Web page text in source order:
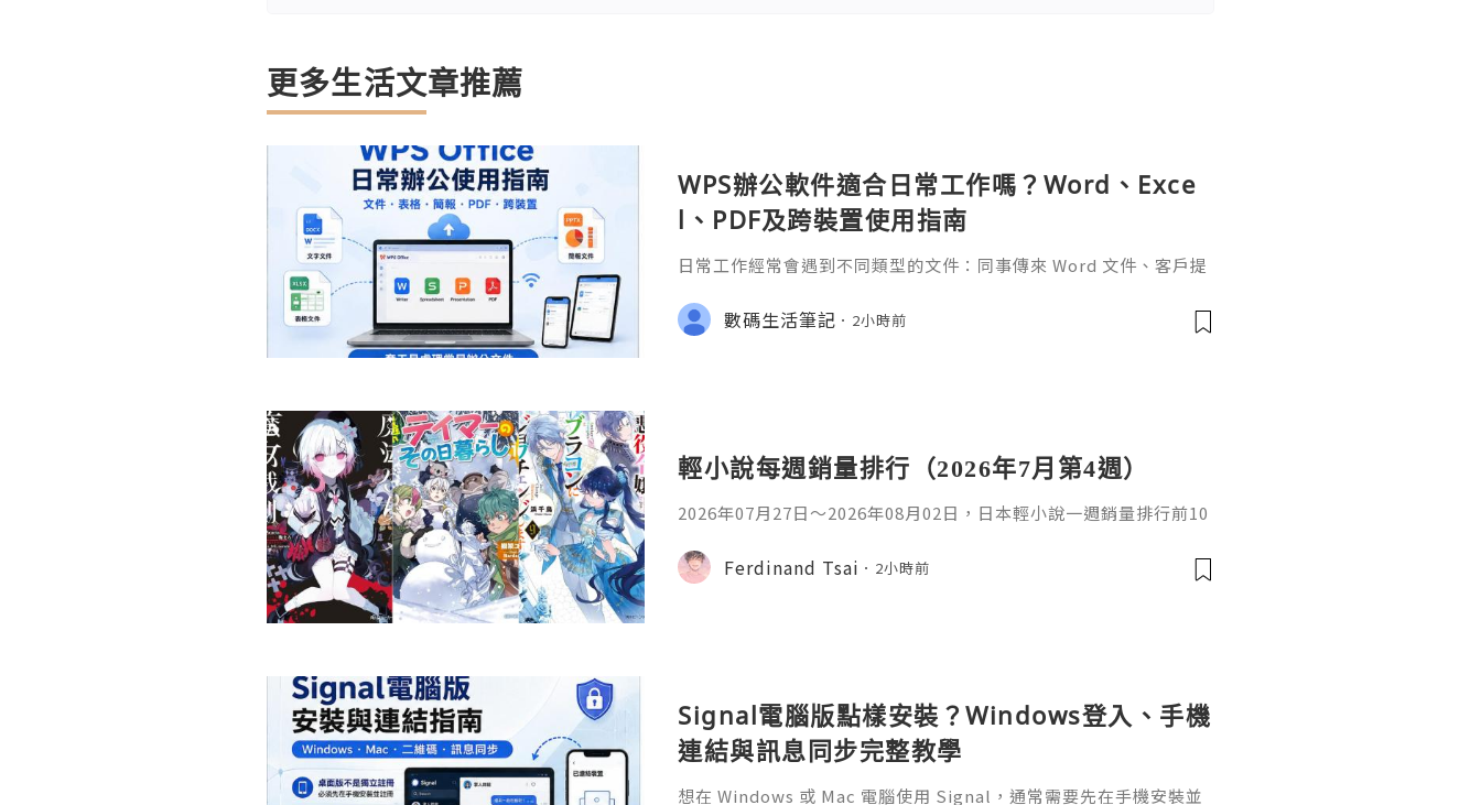
更多生活文章推薦
WPS辦公軟件適合日常工作嗎？Word、Exce
l、PDF及跨裝置使用指南
日常工作經常會遇到不同類型的文件：同事傳來 Word 文件、客戶提
PDF。 如果每種文件都要使用不同程式，處理起來比較零散。因此不
少人會接觸 WPS Offic
數碼生活筆記 2小時前
輕小說每週銷量排行（2026年7月第4週）
2026年07月27日〜2026年08月02日，日本輕小說一週銷量排行前10
首・文字插畫：すがわらおむ,maruchi出版社：角川發售日：2026
年08月銷售數：10,281部2. 落後的馴獸師慢生活16作者：棚架ユウ
Ferdinand Tsai 2小時前
Signal電腦版點樣安裝？Windows登入、手機
連結與訊息同步完整教學
想在 Windows 或 Mac 電腦使用 Signal，通常需要先在手機安裝並